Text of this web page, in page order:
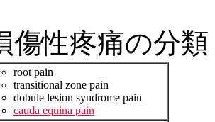
傷性疼痛の分類
root pain
transitional zone pain
dobule lesion syndrome pain
cauda equina pain